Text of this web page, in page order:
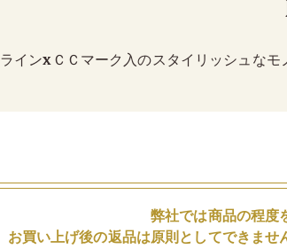
ラインXＣＣマーク入のスタイリッシュな
弊社では商品の程度
お買い上げ後の返品は原則としてできま